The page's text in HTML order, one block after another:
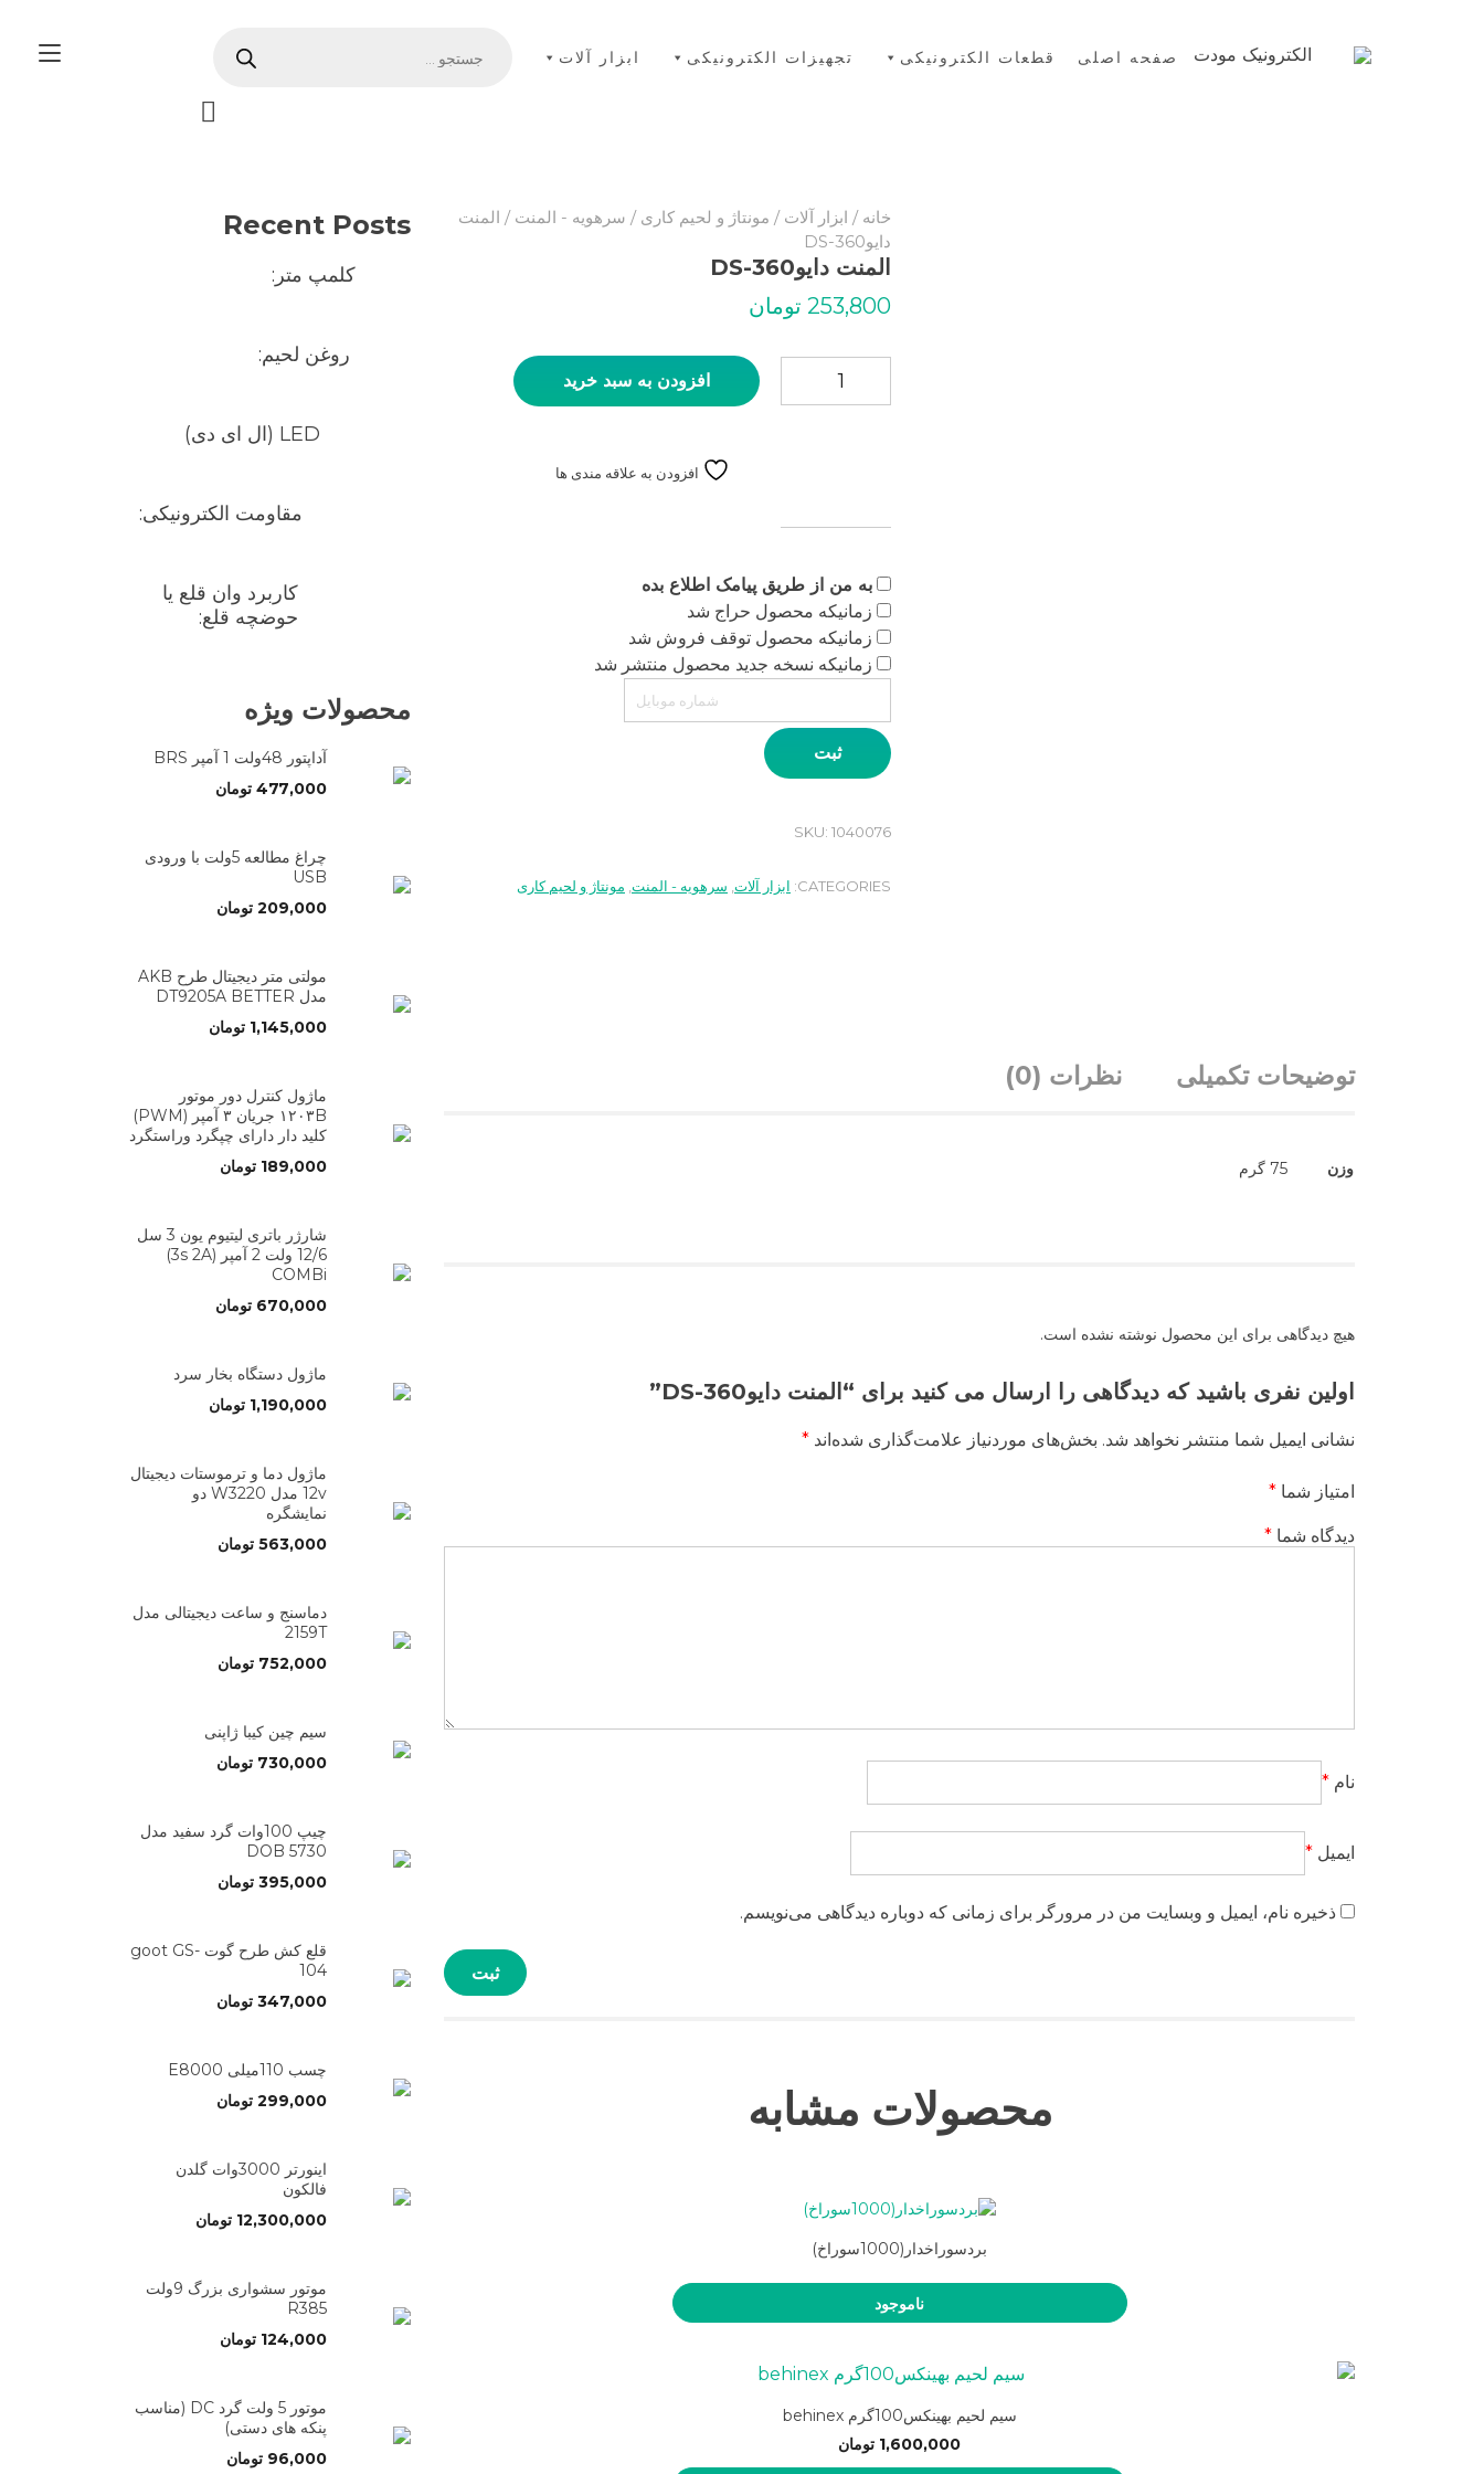
الکترونیک مودت صفحه اصلی قطعات الکترونیکی تجهیزات الکترونیکی ابزار آلات
خانه / ابزار آلات / مونتاژ و لحیم کاری / سرهویه - المنت / المنت
دایوDS-360
المنت دایوDS-360
253,800 تومان
المنت دایوDS-360 عدد
افزودن به سبد خرید
افزودن به علاقه مندی ها
به من از طریق پیامک اطلاع بده
زمانیکه محصول حراج شد
زمانیکه محصول توقف فروش شد
زمانیکه نسخه جدید محصول منتشر شد
ثبت
SKU: 1040076
CATEGORIES: ابزار آلات سرهویه - المنت مونتاژ و لحیم کاری
توضیحات تکمیلی نظرات (0)
وزن 75 گرم
هیچ دیدگاهی برای این محصول نوشته نشده است.
اولین نفری باشید که دیدگاهی را ارسال می کنید برای “المنت دایوDS-360”
نشانی ایمیل شما منتشر نخواهد شد. بخش‌های موردنیاز علامت‌گذاری شده‌اند *
امتیاز شما *
دیدگاه شما *
نام *
ایمیل *
ذخیره نام، ایمیل و وبسایت من در مرورگر برای زمانی که دوباره دیدگاهی می‌نویسم.
محصولات مشابه
بردسوراخدار(1000سوراخ)
ناموجود
سیم لحیم بهینکس100گرم behinex
1,600,000 تومان
Recent Posts
کلمپ متر:
روغن لحیم:
LED (ال ای دی)
مقاومت الکترونیکی:
کاربرد وان قلع یا
حوضچه قلع:
محصولات ویژه
آداپتور 48ولت 1 آمپر BRS
477,000 تومان
چراغ مطالعه 5ولت با ورودی
USB
209,000 تومان
مولتی متر دیجیتال طرح AKB
مدل DT9205A BETTER
1,145,000 تومان
ماژول کنترل دور موتور
۱۲۰۳B جریان ۳ آمپر (PWM)
کلید دار دارای چپگرد وراستگرد
189,000 تومان
شارژر باتری لیتیوم یون 3 سل
12/6 ولت 2 آمپر (3s 2A)
COMBi
670,000 تومان
ماژول دستگاه بخار سرد
1,190,000 تومان
ماژول دما و ترموستات دیجیتال
12v مدل W3220 دو
نمایشگره
563,000 تومان
دماسنج و ساعت دیجیتالی مدل
2159T
752,000 تومان
سیم چین کیبا ژاپنی
730,000 تومان
چیپ 100وات گرد سفید مدل
5730 DOB
395,000 تومان
قلع کش طرح گوت goot GS-
104
347,000 تومان
چسب 110میلی E8000
299,000 تومان
اینورتر 3000وات گلدن
فالکون
12,300,000 تومان
موتور سشواری بزرگ 9ولت
R385
124,000 تومان
موتور 5 ولت گرد DC (مناسب
پنکه های دستی)
96,000 تومان